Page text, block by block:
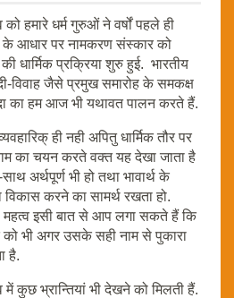
हमारे धर्म गुरुओं ने वर्षों पहले ही
के आधार पर नामकरण संस्कार को
धार्मिक प्रक्रिया शुरु हुई. भारतीय
विवाह जैसे प्रमुख समारोह के समकक्ष
का हम आज भी यथावत पालन करते हैं.
ही नही अपितु धार्मिक तौर पर
का चयन करते वक्त यह देखा जाता है
अर्थपूर्ण भी हो तथा भावार्थ के
करने का सामर्थ रखता हो.
महत्व इसी बात से आप लगा सकते हैं कि
को भी अगर उसके सही नाम से पुकारा
है.
कुछ भ्रान्तियां भी देखने को मिलती हैं.